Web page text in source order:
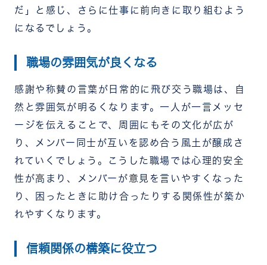
だ」と感じ、さらに仕事に前向きに取り組むよう
になるでしょう。
職場の雰囲気が良くなる
感謝や称賛の言葉が日常的に飛び交う職場は、自
然と雰囲気が明るくなります。一人が一言メッセ
ージを伝えることで、周囲にもその文化が広が
り、メンバー同士が互いを認め合う風土が醸成さ
れていくでしょう。こうした職場では心理的安全
性が高まり、メンバーが意見を言いやすくなった
り、困ったときに助け合ったりする関係性が築か
れやすくなります。
信頼関係の構築に役立つ